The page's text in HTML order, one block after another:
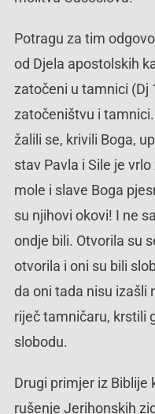
Potragu za tim
od Djela apostolskih
zatočeni u tamnici (Dj
zatočeništvu i
žalili se, krivili Boga,
stav Pavla i Sile je
mole i slave Boga
su njihovi okovi! I ne
ondje bili. Otvorila su
otvorila i oni su bili
da oni tada nisu izašli
riječ tamničaru, krstili
slobodu.
Drugi primjer iz Biblije
rušenje Jerihonskih